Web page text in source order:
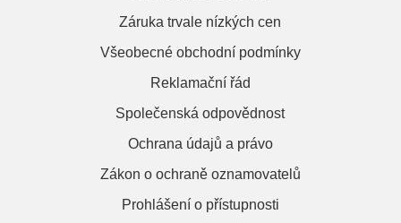
Záruka trvale nízkých cen
Všeobecné obchodní podmínky
Reklamační řád
Společenská odpovědnost
Ochrana údajů a právo
Zákon o ochraně oznamovatelů
Prohlášení o přístupnosti